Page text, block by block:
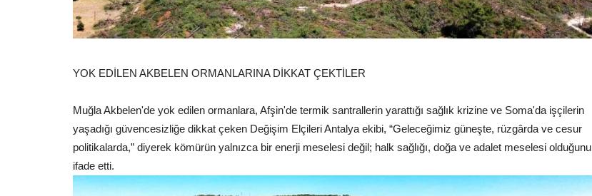
YOK EDİLEN AKBELEN ORMANLARINA DİKKAT ÇEKTİLER
Muğla Akbelen'de yok edilen ormanlara, Afşin'de termik santrallerin yarattığı sağlık krizine ve Soma'da işçilerin
yaşadığı güvencesizliğe dikkat çeken Değişim Elçileri Antalya ekibi, “Geleceğimiz güneşte, rüzgârda ve cesur
politikalarda,” diyerek kömürün yalnızca bir enerji meselesi değil; halk sağlığı, doğa ve adalet meselesi olduğunu
ifade etti.